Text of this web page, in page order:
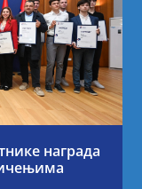
награда